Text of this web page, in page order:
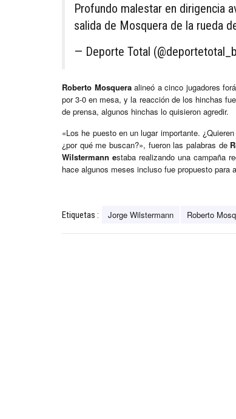
Profundo malestar en dirigencia
salida de Mosquera de la rueda
— Deporte Total
Roberto Mosqueraalineó a cinco jugadores
por 3-0 en mesa, y la reacción de los hinchas
de prensa, algunos hinchas lo quisieron agredir.
«Los he puesto en un lugar importante.
¿por qué me buscan?», fueron las palabras de
Wilstermann estaba realizando una campaña
hace algunos meses incluso fue propuesto para
Etiquetas : Jorge Wilstermann Roberto